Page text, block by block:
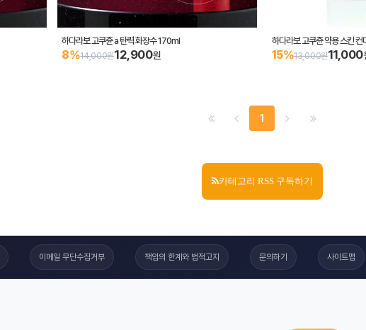
하다라보 고쿠쥰 a 탄력 화장수 170ml
8%14,000원12,900원
하다라보 고쿠쥰 약용 스킨
15%13,000원11,000
1
카테고리 RSS 구독하기
이메일 무단수집거부 책임의 한계와 법적고지 문의하기 사이트맵